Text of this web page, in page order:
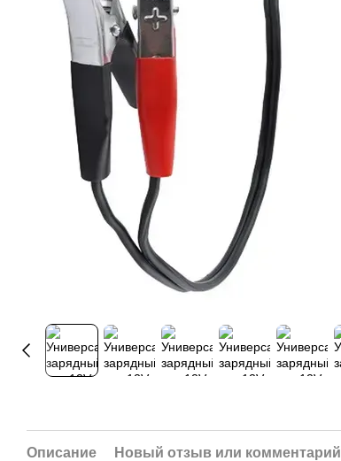
Описание Новый отзыв или комментарий